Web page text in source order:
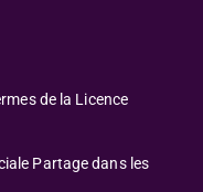
de la Licence
Partage dans les